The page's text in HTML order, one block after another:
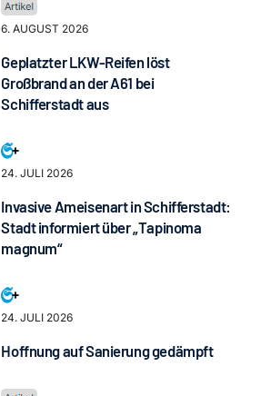
6. AUGUST 2026
Geplatzter LKW-Reifen löst
Großbrand an der A61 bei
Schifferstadt aus
24. JULI 2026
Invasive Ameisenart in Schifferstadt:
Stadt informiert über „Tapinoma
magnum“
24. JULI 2026
Hoffnung auf Sanierung gedämpft